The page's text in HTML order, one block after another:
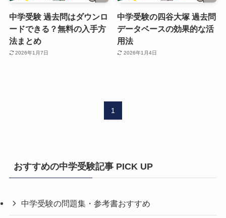
中学受験 過去問はダウンロ
ードできる？無料の入手方
法まとめ
2026年1月7日
中学受験の四谷大塚 過去問
データベースの効果的な活
用法
2026年1月4日
1
おすすめの中学受験記事 PICK UP
中学受験の問題集・参考書おすすめ